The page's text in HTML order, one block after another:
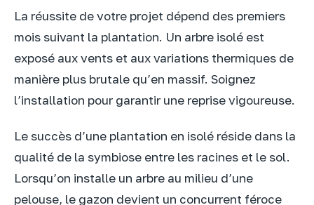
La réussite de votre projet dépend des premiers
mois suivant la plantation. Un arbre isolé est
exposé aux vents et aux variations thermiques de
manière plus brutale qu’en massif. Soignez
l’installation pour garantir une reprise vigoureuse.
Le succès d’une plantation en isolé réside dans la
qualité de la symbiose entre les racines et le sol.
Lorsqu’on installe un arbre au milieu d’une
pelouse, le gazon devient un concurrent féroce